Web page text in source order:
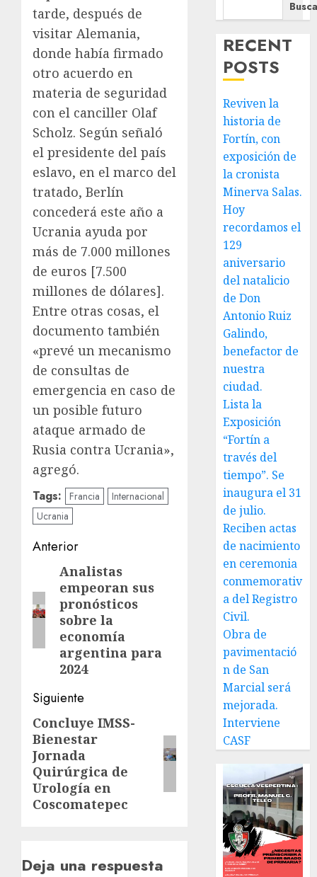
tarde, después de
visitar Alemania,
donde había firmado
otro acuerdo en
materia de seguridad
con el canciller Olaf
Scholz. Según señaló
el presidente del país
eslavo, en el marco del
tratado, Berlín
concederá este año a
Ucrania ayuda por
más de 7.000 millones
de euros [7.500
millones de dólares].
Entre otras cosas, el
documento también
«prevé un mecanismo
de consultas de
emergencia en caso de
un posible futuro
ataque armado de
Rusia contra Ucrania»,
agregó.
Tags: Francia
Internacional
Ucrania
Navegación
entradas
Anterior
Entrada
anterior:
Analistas
empeoran sus
pronósticos
sobre la
economía
argentina para
2024
Siguiente
Siguiente
entrada:
Concluye IMSS-
Bienestar
Jornada
Quirúrgica de
Urología en
Coscomatepec
Deja una respuesta
RECENT
POSTS
Reviven la
historia de
Fortín, con
exposición de
la cronista
Minerva Salas.
Hoy
recordamos el
129
aniversario
del natalicio
de Don
Antonio Ruiz
Galindo,
benefactor de
nuestra
ciudad.
Lista la
Exposición
“Fortín a
través del
tiempo”. Se
inaugura el 31
de julio.
Reciben actas
de nacimiento
en ceremonia
conmemorativ
a del Registro
Civil.
Obra de
pavimentació
n de San
Marcial será
mejorada.
Interviene
CASF